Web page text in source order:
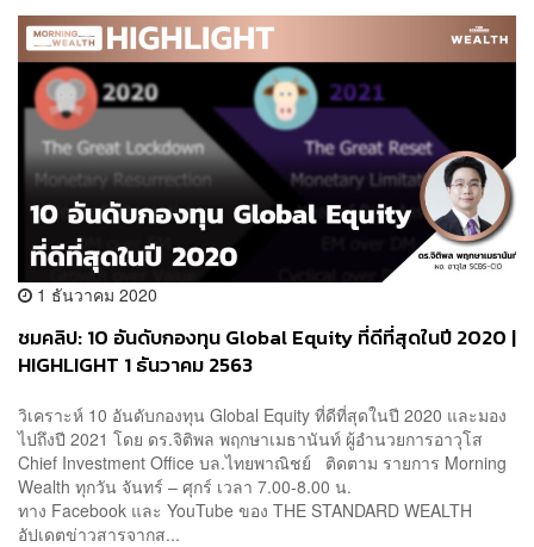
1 ธันวาคม 2020
ชมคลิป: 10 อันดับกองทุน Global Equity ที่ดีที่สุดในปี 2020 |
HIGHLIGHT 1 ธันวาคม 2563
วิเคราะห์ 10 อันดับกองทุน Global Equity ที่ดีที่สุดในปี 2020 และมอง
ไปถึงปี 2021 โดย ดร.จิติพล พฤกษาเมธานันท์ ผู้อำนวยการอาวุโส
Chief Investment Office บล.ไทยพาณิชย์ ติดตาม รายการ Morning
Wealth ทุกวัน จันทร์ – ศุกร์ เวลา 7.00-8.00 น.
ทาง Facebook และ YouTube ของ THE STANDARD WEALTH
อัปเดตข่าวสารจากส...